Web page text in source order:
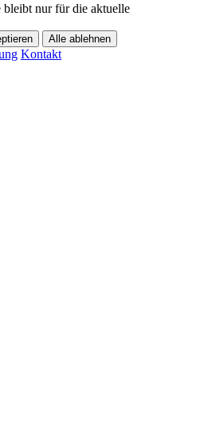
bleibt nur für die aktuelle
Alle ablehnen
Kontakt